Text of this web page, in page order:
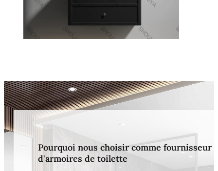
Pourquoi nous choisir comme fournisseur
d'armoires de toilette